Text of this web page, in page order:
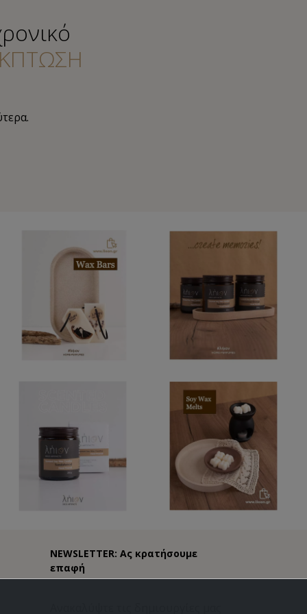
NEWSLETTER: Ας κρατήσουμε
επαφή